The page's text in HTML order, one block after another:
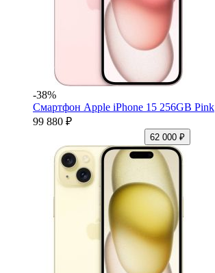
-38%
Смартфон Apple iPhone 15 256GB Pink
99 880 ₽
62 000 ₽